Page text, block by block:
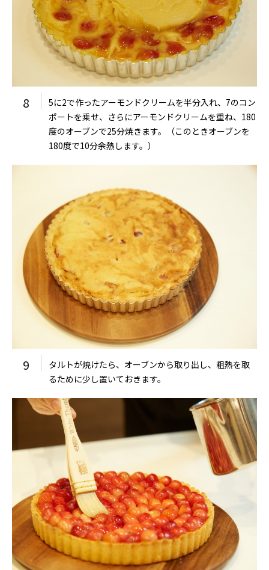
8
5に2で作ったアーモンドクリームを半分入れ、7のコン
ポートを乗せ、さらにアーモンドクリームを重ね、180
度のオーブンで25分焼きます。（このときオーブンを
180度で10分余熱します。）
9
タルトが焼けたら、オーブンから取り出し、粗熱を取
るために少し置いておきます。